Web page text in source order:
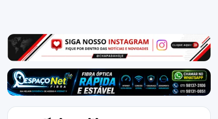
NAS
NOSSAS
REDES